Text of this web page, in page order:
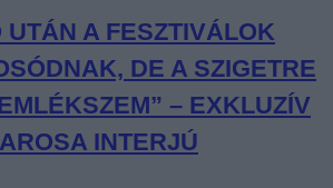
UTÁN A FESZTIVÁLOK
DE A SZIGETRE
– EXKLUZÍV
INTERJÚ